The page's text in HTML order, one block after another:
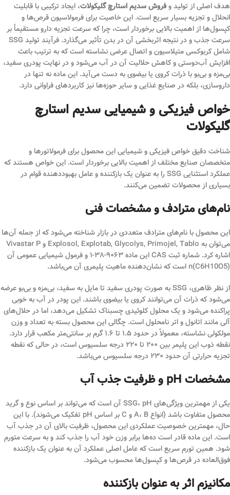
هدف اصلی از تولید وفروش سدیم استارچ گلیکولات، ایجاد ترکیبی با قابلیت
انحلال و تجزیه بسیار سریع است. این خاصیت برای فرمولاسیون قرص‌ها و
کپسول‌ها از اهمیت بالایی برخوردار است، چرا که سرعت تجزیه دارو مستقیماً بر
سرعت جذب و در نتیجه اثربخشی آن در بدن تأثیر می‌گذارد. فرآیند تولید SSG
شامل کربوکسی متیلاسیون و اتصال عرضی نشاسته است که به ترتیب باعث
افزایش آب‌دوستی و کاهش حلالیت آن در آب می‌شود و در نهایت پودری سفید،
بی‌مزه و بی‌بو با ذرات کروی یا بیضوی به دست می‌آید. این ماده نه تنها در
داروسازی، بلکه در صنایع غذایی و سایر حوزه‌ها نیز کاربردهای فراوانی دارد.
خواص فیزیکی و شیمیایی سدیم استارچ
گلیکولات
شناخت دقیق خواص فیزیکی و شیمیایی این محصول برای فرمولاتورها و
متخصصان صنایع مختلف از اهمیت بالایی برخوردار است. این خواص هستند که
عملکرد استثنایی SSG را به عنوان یک بازکننده و عامل بهبوددهنده قوام در
بسیاری از محصولات تضمین می‌کنند.
نام‌های مترادف و مشخصات فنی
این محصول با نام‌های مترادف متعددی در بازار شناخته می‌شود که از جمله آن‌ها
می‌توان به Explosol, Explotab, Glycolys, Primojel, Tablo و Vivastar P
اشاره کرد. شماره ثبت CAS این ماده ۹۰۶۳-۳۸-۱ و فرمول شیمیایی عمومی آن
(C6H10O5)n است که نشان‌دهنده ماهیت پلیمری آن می‌باشد.
از نظر ظاهری، SSG به صورت پودری سفید تا مایل به سفید، بی‌مزه و بی‌بو عرضه
می‌شود که ذرات آن می‌توانند کروی یا بیضوی باشند. این پودر در آب به خوبی
پراکنده می‌شود و یک محلول کلوئیدی چسبناک تشکیل می‌دهد، اما در حلال‌های
آلی مانند اتانول و اتر نامحلول است. چگالی این محصول بسته به تعداد و وزن
مولکولی نشاسته، معمولاً در حدود ۱.۵ تا ۱.۶ گرم بر سانتی‌متر مکعب قرار دارد.
نقطه ذوب این پلیمر بین ۲۰۰ تا ۲۲۰ درجه سلسیوس است، در حالی که نقطه
تجزیه حرارتی آن حدود ۲۳۰ درجه سلسیوس می‌باشد.
مشخصات pH و ظرفیت جذب آب
یکی از مهمترین ویژگی‌های SSG، pH آن است که می‌تواند بر اساس نوع و گرید
محصول متفاوت باشد (انواع A، B و C بر اساس pH تفکیک می‌شوند). با این
حال، مهمترین خصوصیت عملکردی این محصول، ظرفیت بالای آن در جذب آب
است. این ماده قادر است ده‌ها برابر وزن خود آب را جذب کند و به سرعت متورم
شود. همین تورم سریع است که عامل اصلی عملکرد آن به عنوان یک بازکننده
فوق‌العاده در قرص‌ها و کپسول‌ها محسوب می‌شود.
مکانیزم اثر به عنوان بازکننده